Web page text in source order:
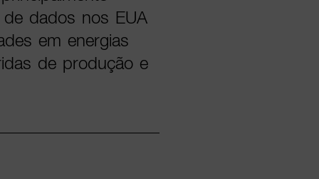
dados nos EUA
em energias
de produção e